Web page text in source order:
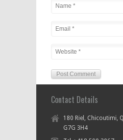
Contact Details
180 Riel, Chicoutimi,
G7G 3H4